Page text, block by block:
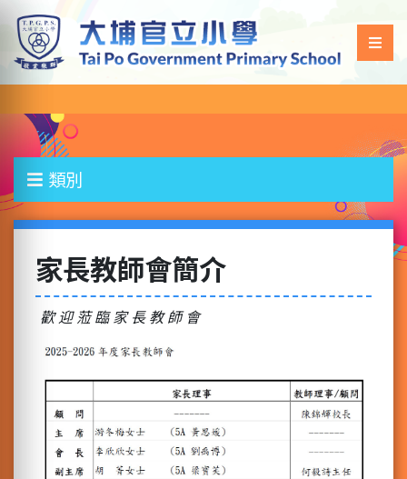
類別
家長教師會簡介
歡 迎 蒞 臨 家 長 教 師 會